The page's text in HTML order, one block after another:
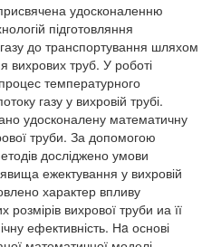
удосконаленню
підготовляння
до транспортування шляхом
вихрових труб. У роботі
температурного
газу у вихровій трубі.
удосконалену математичну
труби. За допомогою
досліджено умови
ежектування у вихровій
характер впливу
розмірів вихрової труби иа її
ефективність. Нa основі